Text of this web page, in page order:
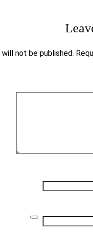
will not be published.